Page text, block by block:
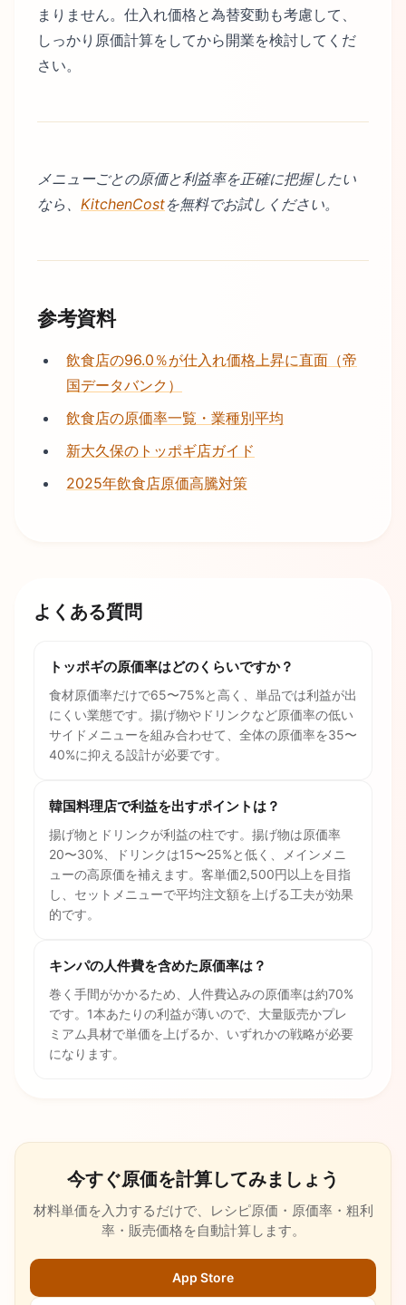
まりません。仕入れ価格と為替変動も考慮して、
しっかり原価計算をしてから開業を検討してくだ
さい。
メニューごとの原価と利益率を正確に把握したい
なら、 KitchenCostを無料でお試しください。
参考資料
飲食店の96.0％が仕入れ価格上昇に直面（帝
国データバンク）
飲食店の原価率一覧・業種別平均
新大久保のトッポギ店ガイド
2025年飲食店原価高騰対策
よくある質問
トッポギの原価率はどのくらいですか？
食材原価率だけで65〜75%と高く、単品では利益が出
にくい業態です。揚げ物やドリンクなど原価率の低い
サイドメニューを組み合わせて、全体の原価率を35〜
40%に抑える設計が必要です。
韓国料理店で利益を出すポイントは？
揚げ物とドリンクが利益の柱です。揚げ物は原価率
20〜30%、ドリンクは15〜25%と低く、メインメニ
ューの高原価を補えます。客単価2,500円以上を目指
し、セットメニューで平均注文額を上げる工夫が効果
的です。
キンパの人件費を含めた原価率は？
巻く手間がかかるため、人件費込みの原価率は約70%
です。1本あたりの利益が薄いので、大量販売かプレ
ミアム具材で単価を上げるか、いずれかの戦略が必要
になります。
今すぐ原価を計算してみましょう
材料単価を入力するだけで、レシピ原価・原価率・粗利
率・販売価格を自動計算します。
App Store